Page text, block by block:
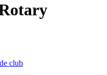
club